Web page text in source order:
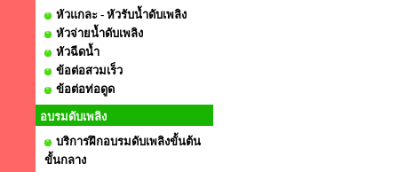
หัวแกละ - หัวรับน้ำดับเพลิง
หัวจ่ายน้ำดับเพลิง
หัวฉีดน้ำ
ข้อต่อสวมเร็ว
ข้อต่อท่อดูด
อบรมดับเพลิง
บริการฝึกอบรมดับเพลิงขั้นต้น
ขั้นกลาง